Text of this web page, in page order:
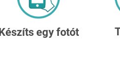
Készíts egy fotót